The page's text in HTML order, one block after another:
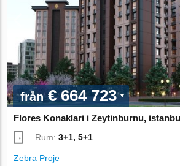
från€ 664 723
Flores Konaklari i Zeytinburnu,
Rum:3+1, 5+1
Zebra Proje